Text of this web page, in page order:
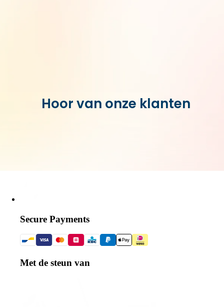
Hoor van onze klanten
Secure Payments
Met de steun van